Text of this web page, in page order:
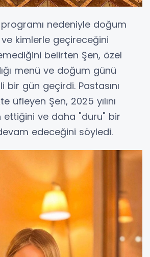
nedeniyle doğum
kimlerle geçireceğini
belirten Şen, özel
menü ve doğum günü
bir gün geçirdi. Pastasını
üfleyen Şen, 2025 yılını
ettiğini ve daha "duru" bir
edeceğini söyledi.